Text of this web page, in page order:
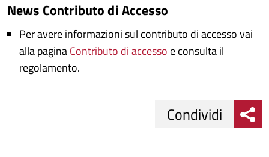
News Contributo di Accesso
Per avere informazioni sul contributo di accesso vai
alla paginaContributo di accesso e consulta il
regolamento.
Condividi